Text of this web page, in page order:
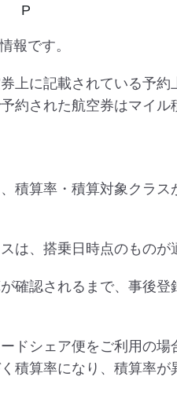
P
報です。
上に記載されている予
約された航空券はマイル
積算率・積算対象クラス
は、搭乗日時点のものが
確認されるまで、事後
ドシェア便をご利用の場
積算率になり、積算率が